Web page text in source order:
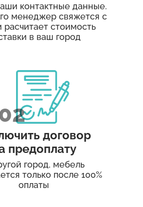
контактные данные.
менеджер свяжется с
расчитает стоимость
в ваш город
договор
предоплату
город, мебель
только после 100%
оплаты